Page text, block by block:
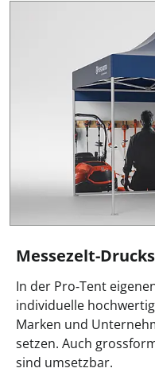
Messezelt-
In der Pro‑Tent
individuelle
Marken und
setzen. Auch
sind umsetzbar.